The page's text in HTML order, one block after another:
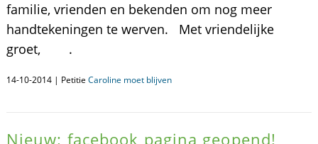
familie, vrienden en bekenden om nog meer
handtekeningen te werven. Met vriendelijke
groet, .
14-10-2014 | Petitie Caroline moet blijven
Nieuw: facebook pagina geopend!